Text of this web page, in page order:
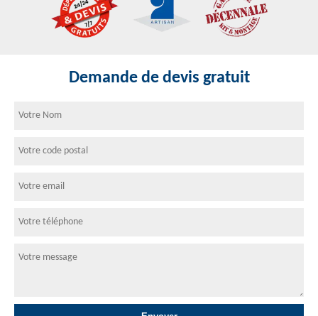
Demande de devis gratuit